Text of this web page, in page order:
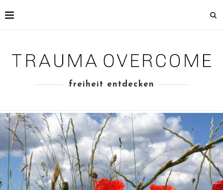
freiheit entdecken